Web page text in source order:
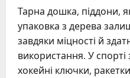
Тарна дошка, піддони,
упаковка з дерева
завдяки міцності й
використання. У
хокейні ключки,